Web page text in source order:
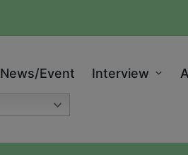
News/Event Interview